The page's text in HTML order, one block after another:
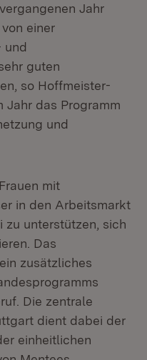
Jahr
einer
und
guten
so Hoffmeister-
Jahr das Programm
und
mit
in den Arbeitsmarkt
zu unterstützen, sich
Das
zusätzliches
Die zentrale
dient dabei der
einheitlichen